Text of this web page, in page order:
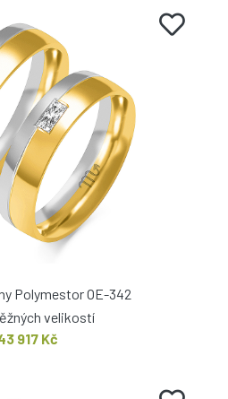
Polymestor OE-342
velikostí
917 Kč